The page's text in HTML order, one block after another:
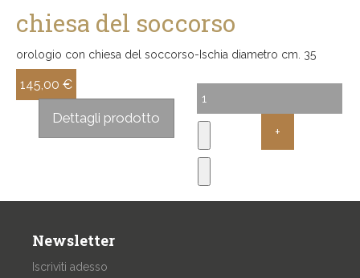
chiesa del soccorso
orologio con chiesa del soccorso-Ischia diametro cm. 35
145,00 €
Dettagli prodotto
Newsletter
Iscriviti adesso